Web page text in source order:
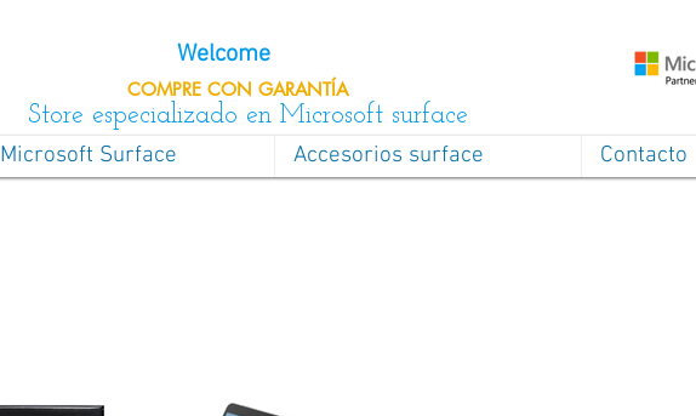
Welcome
COMPRE CON GARANTÍA
Store especializado en Microsoft surface
Microsoft Surface Accesorios surface Contacto